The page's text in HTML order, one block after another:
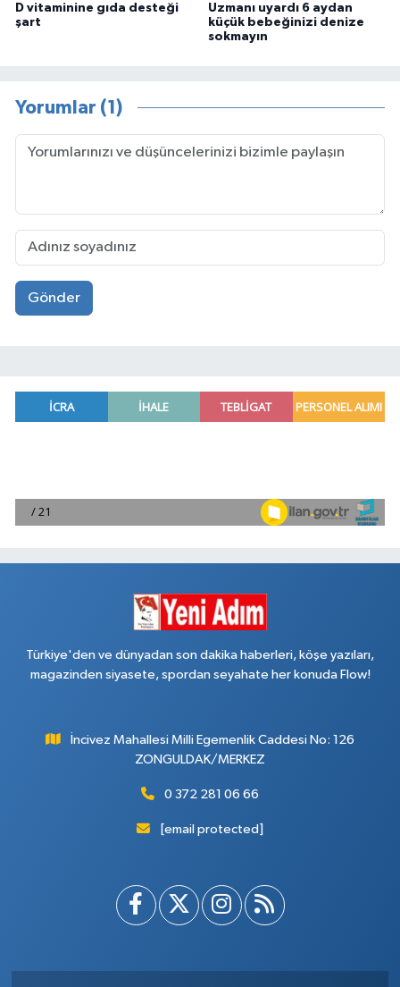
D vitaminine gıda desteği
şart
Uzmanı uyardı 6 aydan
küçük bebeğinizi denize
sokmayın
Yorumlar (1)
Gönder
Türkiye'den ve dünyadan son dakika haberleri, köşe yazıları,
magazinden siyasete, spordan seyahate her konuda Flow!
İncivez Mahallesi Milli Egemenlik Caddesi No: 126
ZONGULDAK/MERKEZ
0 372 281 06 66
[email protected]